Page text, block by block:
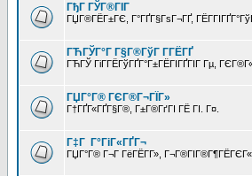
ГђГ ГЎГ®ГІГ
ГЏГ®ГЁГ±ГЄ, Г°ГҐГ§ГѕГ¬ГҐ,
ГЋГЎГ°Г Г§Г®ГўГ Г­ГЁГҐ
ГЋГЎ ГіГ­ГЁГўГҐГ°Г±ГЁГІГҐГІГ Гµ,
ГЏГ°Г® ГЄГ®Г¬ГЇГ»
Г†ГҐГ«ГҐГ§Г®, Г±Г®ГґГІ ГЁ ГІ. Г¤.
Г‡Г Г°ГіГ«ГҐГ¬
ГЏГ°Г® Г¬Г ГёГЁГ­Г»,